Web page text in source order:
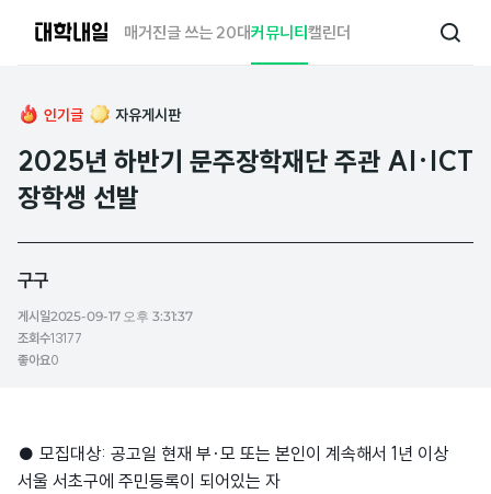
매거진글 쓰는 20대커뮤니티캘린더
검
인기글 자유게시판
2025년 하반기 문주장학재단 주관 AI·ICT
장학생 선발
구구
게시일2025-09-17 오후 3:31:37
조회수13177
좋아요0
● 모집대상: 공고일 현재 부·모 또는 본인이 계속해서 1년 이상
서울 서초구에 주민등록이 되어있는 자